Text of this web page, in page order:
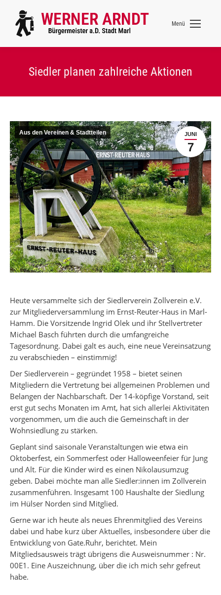
Menü
Siedler planen zahlreiche Aktionen
JUNI
7
Aus den Vereinen & Stadtteilen
Heute versammelte sich der Siedlerverein Zollverein e.V.
zur Mitgliederversammlung im Ernst-Reuter-Haus in Marl-
Hamm. Die Vorsitzende Ingrid Olek und ihr Stellvertreter
Michael Basch führten durch die umfangreiche
Tagesordnung. Dabei galt es auch, eine neue Vereinsatzung
zu verabschieden – einstimmig!
Der Siedlerverein – gegründet 1958 – bietet seinen
Mitgliedern die Vertretung bei allgemeinen Problemen und
Belangen der Nachbarschaft. Der 14-köpfige Vorstand, seit
erst gut sechs Monaten im Amt, hat sich allerlei Aktivitäten
vorgenommen, um die auch die Gemeinschaft in der
Wohnsiedlung zu stärken.
Geplant sind saisonale Veranstaltungen wie etwa ein
Oktoberfest, ein Sommerfest oder Halloweenfeier für Jung
und Alt. Für die Kinder wird es einen Nikolausumzug
geben. Dabei möchte man alle Siedler:innen im Zollverein
zusammenführen. Insgesamt 100 Haushalte der Siedlung
im Hülser Norden sind Mitglied.
Gerne war ich heute als neues Ehrenmitglied des Vereins
dabei und habe kurz über Aktuelles, insbesondere über die
Entwicklung von Gate.Ruhr, berichtet. Mein
Mitgliedsausweis trägt übrigens die Ausweisnummer : Nr.
00E1. Eine Auszeichnung, über die ich mich sehr gefreut
habe.